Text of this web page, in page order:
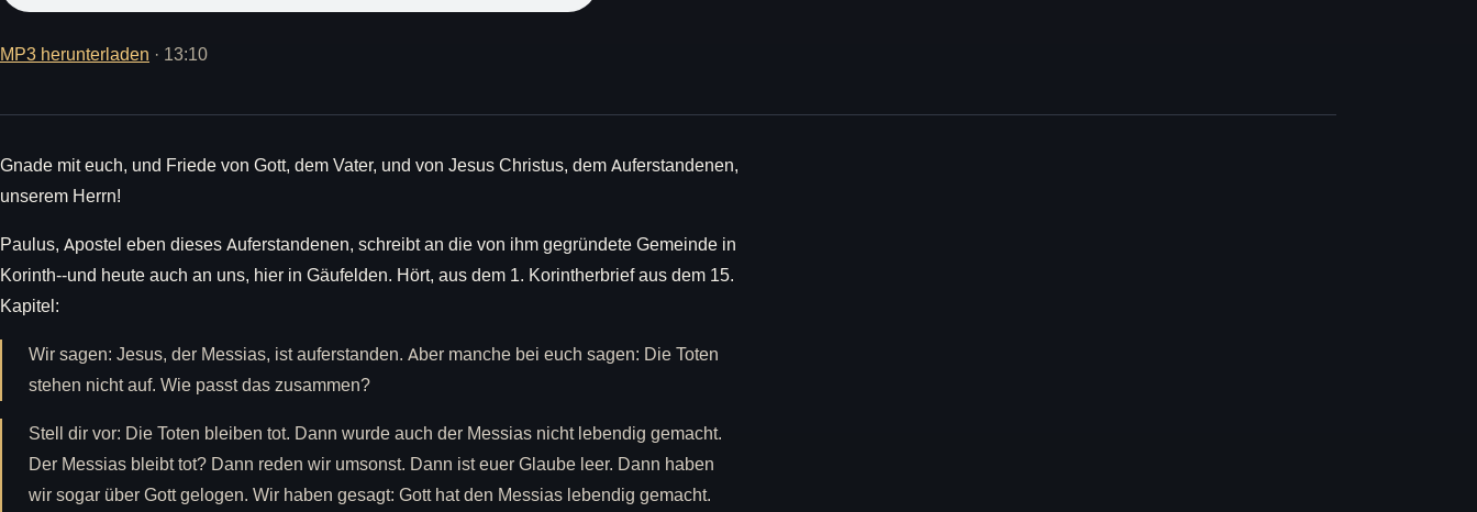
MP3 herunterladen · 13:10
Gnade mit euch, und Friede von Gott, dem Vater, und von Jesus Christus, dem Auferstandenen,
unserem Herrn!
Paulus, Apostel eben dieses Auferstandenen, schreibt an die von ihm gegründete Gemeinde in
Korinth--und heute auch an uns, hier in Gäufelden. Hört, aus dem 1. Korintherbrief aus dem 15.
Kapitel:
Wir sagen: Jesus, der Messias, ist auferstanden. Aber manche bei euch sagen: Die Toten
stehen nicht auf. Wie passt das zusammen?
Stell dir vor: Die Toten bleiben tot. Dann wurde auch der Messias nicht lebendig gemacht.
Der Messias bleibt tot? Dann reden wir umsonst. Dann ist euer Glaube leer. Dann haben
wir sogar über Gott gelogen. Wir haben gesagt: Gott hat den Messias lebendig gemacht.